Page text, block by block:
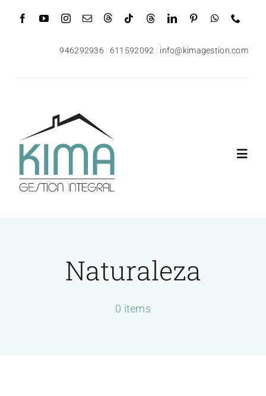
946292936 611592092 info@kimagestion.com
ServiciosNaturaleza
0 items